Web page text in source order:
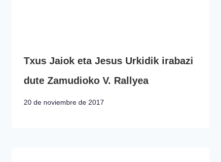
Txus Jaiok eta Jesus Urkidik irabazi
dute Zamudioko V. Rallyea
20 de noviembre de 2017